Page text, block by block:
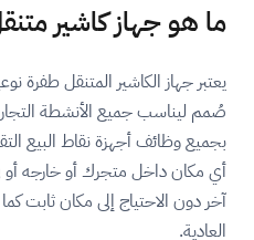
الطلب
الذاتي
تجربة
طلب
مطعمك‎
فيأنظمة نقاط البيعحيث أنه
بما فيها المطاعم، إذ يقوم
مع إمكانية استخدامه في
طلبات التوصيل أو في أي مكان
هو الحال مع أجهزة الكاشير